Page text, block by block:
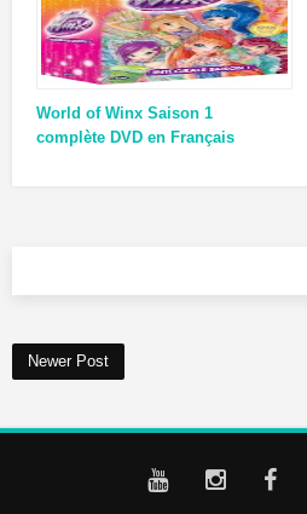
World of Winx Saison 1
complète DVD en Français
Newer Post